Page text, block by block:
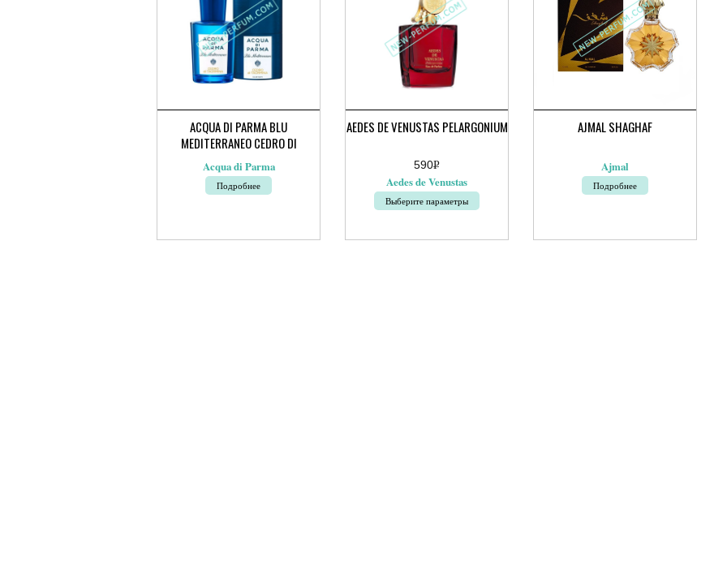
ACQUA DI PARMA BLU
MEDITERRANEO CEDRO DI
TAORMINA
Acqua di Parma
Подробнее
AEDES DE VENUSTAS PELARGONIUM
590Р
УБ.
Aedes de Venustas
Выберите параметры
товар
AJMAL SHAGHAF
Ajmal
Подробнее